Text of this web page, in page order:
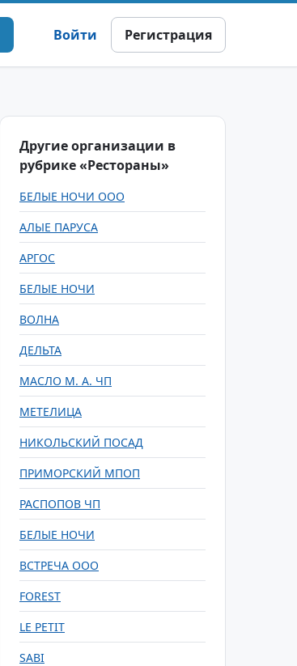
Войти Регистрация
Другие организации в
рубрике «Рестораны»
БЕЛЫЕ НОЧИ ООО
АЛЫЕ ПАРУСА
АРГОС
БЕЛЫЕ НОЧИ
ВОЛНА
ДЕЛЬТА
МАСЛО М. А. ЧП
МЕТЕЛИЦА
НИКОЛЬСКИЙ ПОСАД
ПРИМОРСКИЙ МПОП
РАСПОПОВ ЧП
БЕЛЫЕ НОЧИ
ВСТРЕЧА ООО
FOREST
LE PETIT
SABI